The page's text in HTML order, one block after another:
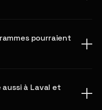
pourraient
à Laval et